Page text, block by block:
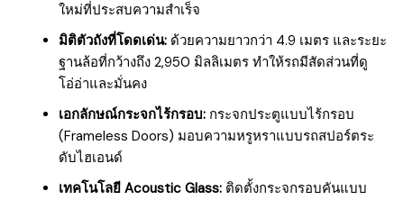
ใหม่ที่ประสบความสำเร็จ
มิติตัวถังที่โดดเด่น: ด้วยความยาวกว่า 4.9 เมตร และระยะ
ฐานล้อที่กว้างถึง 2,950 มิลลิเมตร ทำให้รถมีสัดส่วนที่ดู
โอ่อ่าและมั่นคง
เอกลักษณ์กระจกไร้กรอบ: กระจกประตูแบบไร้กรอบ
(Frameless Doors) มอบความหรูหราแบบรถสปอร์ตระ
ดับไฮเอนด์
เทคโนโลยี Acoustic Glass: ติดตั้งกระจกรอบคันแบบ